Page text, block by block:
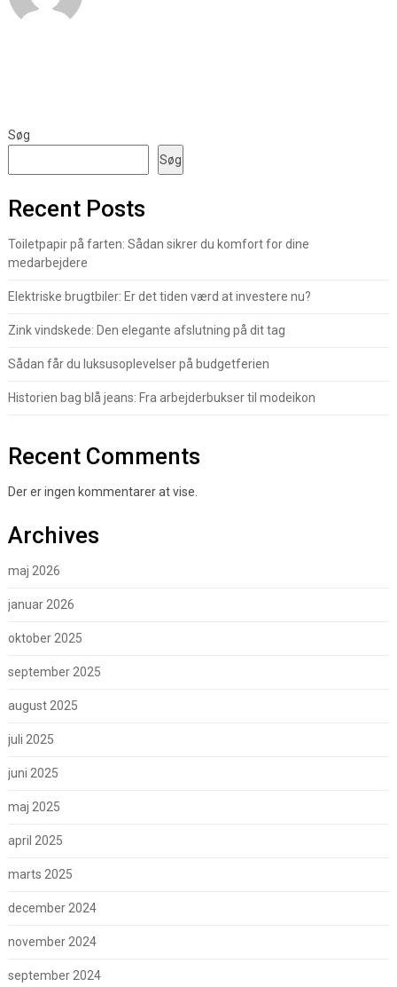
Søg
Søg
Recent Posts
Toiletpapir på farten: Sådan sikrer du komfort for dine
medarbejdere
Elektriske brugtbiler: Er det tiden værd at investere nu?
Zink vindskede: Den elegante afslutning på dit tag
Sådan får du luksusoplevelser på budgetferien
Historien bag blå jeans: Fra arbejderbukser til modeikon
Recent Comments
Der er ingen kommentarer at vise.
Archives
maj 2026
januar 2026
oktober 2025
september 2025
august 2025
juli 2025
juni 2025
maj 2025
april 2025
marts 2025
december 2024
november 2024
september 2024